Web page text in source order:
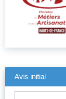
Avis initial